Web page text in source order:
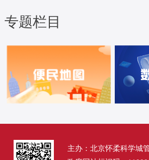
专题栏目
主办：北京怀柔科学城